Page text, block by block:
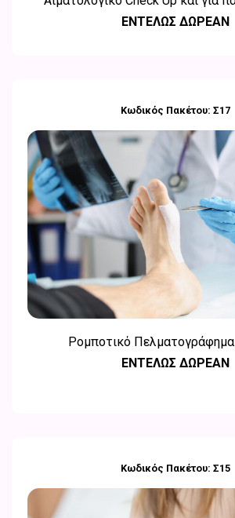
ΕΝΤΕΛΩΣ ΔΩΡΕΑΝ
Κωδικός Πακέτου: Σ17
Ρομποτικό
ΕΝΤΕΛΩΣ ΔΩΡΕΑΝ
Κωδικός Πακέτου: Σ15